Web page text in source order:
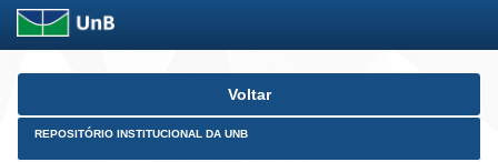
Skip
Voltar
REPOSITÓRIO INSTITUCIONAL DA UNB